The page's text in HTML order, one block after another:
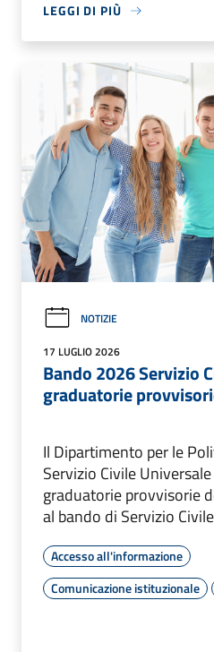
LEGGI DI PIÙ
NOTIZIE
17 LUGLIO 2026
Bando 2026 Servizio
graduatorie
Il Dipartimento per le
Servizio Civile
graduatorie provvisorie
al bando di Servizio
Accesso all'informazione
Comunicazione istituzionale